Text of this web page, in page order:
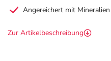
Angereichert mit
Zur Artikelbeschreibung